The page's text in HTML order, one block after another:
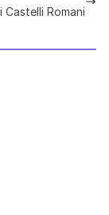
Castelli Romani